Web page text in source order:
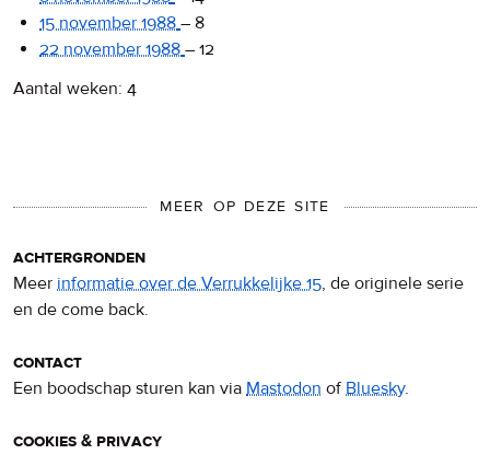
15 november 1988 – 8
22 november 1988 – 12
Aantal weken: 4
MEER OP DEZE SITE
achtergronden
Meer informatie over de Verrukkelijke 15, de originele serie
en de come back.
contact
Een boodschap sturen kan via Mastodon ofBluesky.
cookies & privacy